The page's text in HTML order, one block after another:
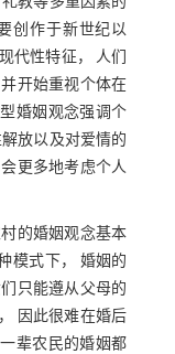
创作于新世纪以
代性特征， 人们
开始重视个体在
婚姻观念强调个
放以及对爱情的
更多地考虑个人
的婚姻观念基本
模式下， 婚姻的
只能遵从父母的
因此很难在婚后
辈农民的婚姻都